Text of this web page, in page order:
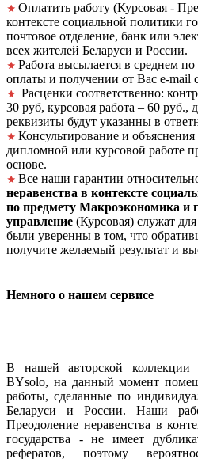
Оплатить работу (Курсовая -
контексте социальной политики
почтовое отделение, банк или
всех жителей Беларуси и России.
Работа высылается в среднем
оплаты и получении от Вас e-mail
Расценки соответственно:
30 руб, курсовая работа – 60 руб.,
реквизиты будут указанны в
Консультирование и
дипломной или курсовой работе
основе.
Все наши гарантии
неравенства в контексте
по предмету Макроэкономика и
управление (Курсовая) служат
были уверенны в том, что
получите желаемый результат и
Немного о нашем сервисе
В нашей авторской коллекции
BYsolo, на данный момент
работы, сделанные по
Беларуси и России. Наши
Преодоление неравенства в
государства - не имеет
рефератов, поэтому